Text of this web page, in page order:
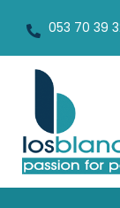
053 70 39